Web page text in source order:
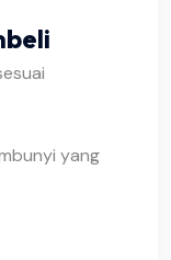
yang